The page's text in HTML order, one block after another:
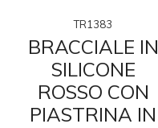
TR1383
BRACCIALE IN
SILICONE
ROSSO CON
PIASTRINA IN